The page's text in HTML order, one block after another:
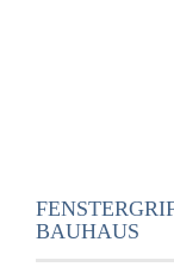
BAUHAUS